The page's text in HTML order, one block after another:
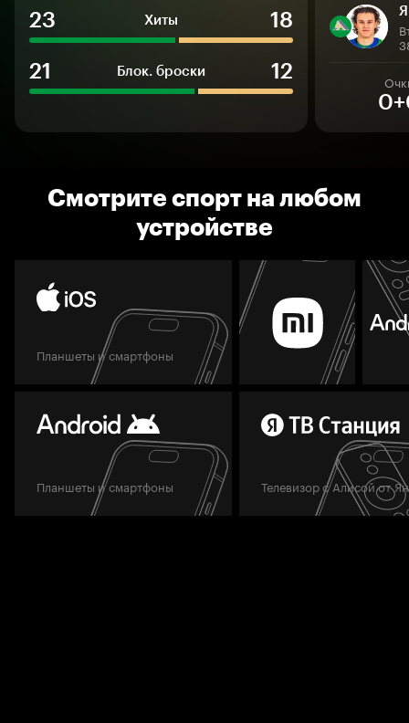
23 Хиты
18
21
Блок. броски 12
Смотрите спорт на любом
устройстве
Планшеты и смартфоны
Планшеты и смартфоны Телевизор с Алисой от